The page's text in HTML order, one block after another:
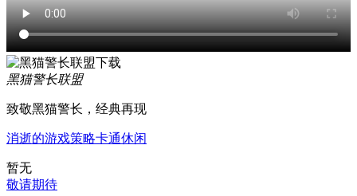
黑猫警长联盟
致敬黑猫警长，经典再现
消逝的游戏策略卡通休闲
暂无
敬请期待